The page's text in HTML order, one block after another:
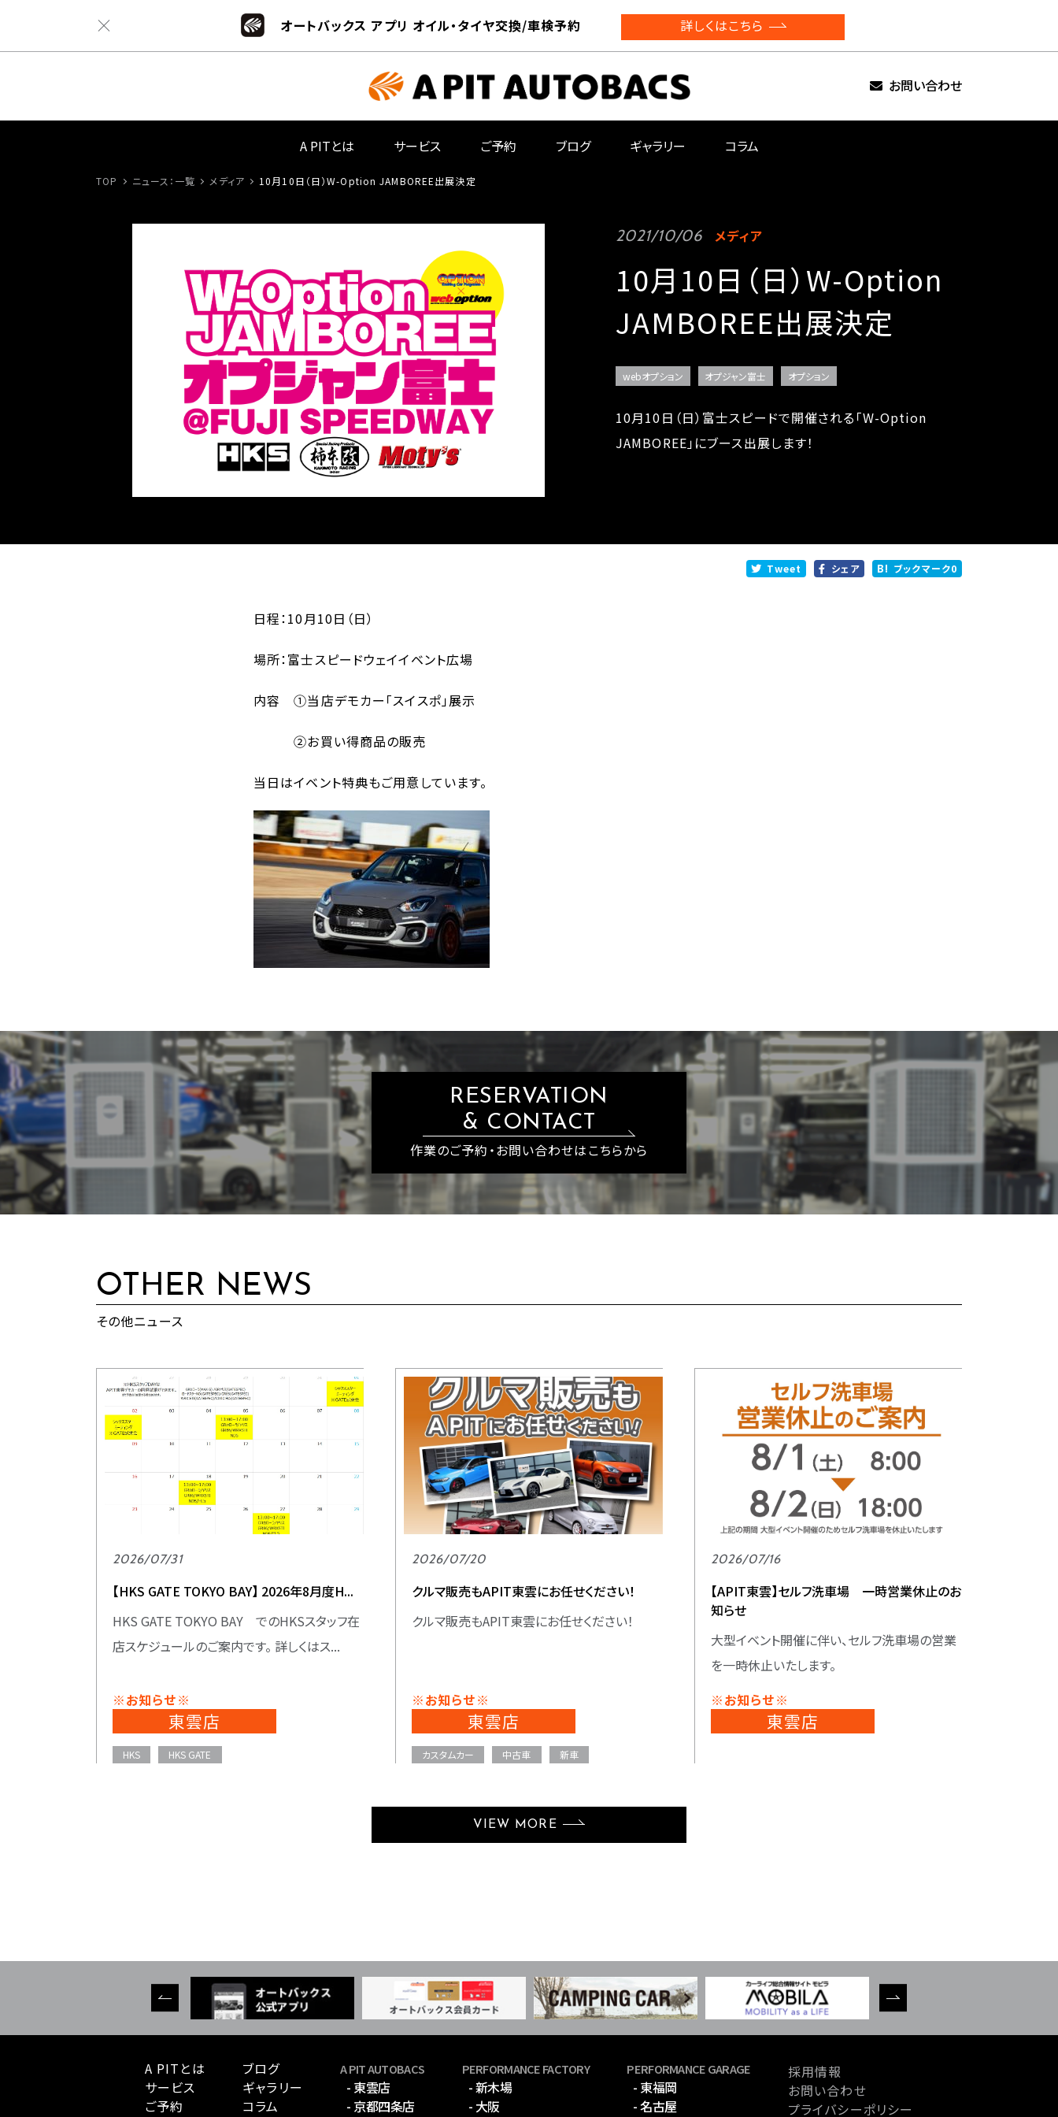
オートバックス アプリ オイル・タイヤ交換/車検予約 詳しくはこちら
お問い合わせ
A PITとは サービス ご予約 ブログ ギャラリー コラム
TOP ニュース：一覧 メディア 10月10日（日）W-Option JAMBOREE出展決定
2021/10/06 メディア
10月10日（日）W-Option
JAMBOREE出展決定
webオプション オプジャン富士 オプション
10月10日（日）富士スピードで開催される「W-Option
JAMBOREE」にブース出展します！
Tweet シェア ブックマーク0
日程：10月10日（日）
場所：富士スピードウェイイベント広場
内容 ①当店デモカー「スイスポ」展示
②お買い得商品の販売
当日はイベント特典もご用意しています。
RESERVATION
& CONTACT
作業のご予約・お問い合わせはこちらから
OTHER NEWS
その他ニュース
2026/07/31
【HKS GATE TOKYO BAY】 2026年8月度H...
HKS GATE TOKYO BAY でのHKSスタッフ在
店スケジュールのご案内です。 詳しくはス...
※お知らせ※
東雲店
HKS HKS GATE
2026/07/20
クルマ販売もAPIT東雲にお任せください！
クルマ販売もAPIT東雲にお任せください！
※お知らせ※
東雲店
カスタムカー 中古車 新車
2026/07/16
【APIT東雲】セルフ洗車場 一時営業休止のお
知らせ
大型イベント開催に伴い、セルフ洗車場の営業
を一時休止いたします。
※お知らせ※
東雲店
VIEW MORE
A PITとは
サービス
ご予約
ブログ
ギャラリー
コラム
A PIT AUTOBACS
- 東雲店
- 京都四条店
PERFORMANCE FACTORY
- 新木場
- 大阪
PERFORMANCE GARAGE
- 東福岡
- 名古屋
採用情報
お問い合わせ
プライバシーポリシー